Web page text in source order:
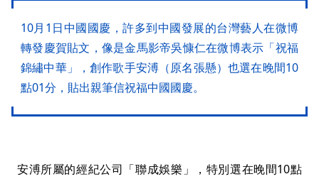
10月1日中國國慶，許多到中國發展的台灣藝人在微博
轉發慶賀貼文，像是金馬影帝吳慷仁在微博表示「祝福
錦繡中華」，創作歌手安溥（原名張懸）也選在晚間10
點01分，貼出親筆信祝福中國國慶。
安溥所屬的經紀公司「聯成娛樂」，特別選在晚間10點